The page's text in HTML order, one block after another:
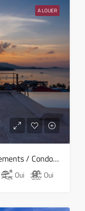
A LOUER
3 Chambre 3 Salle de bain Appartements / Condos A louer dans Bang Rak – HV0081
Oui Oui